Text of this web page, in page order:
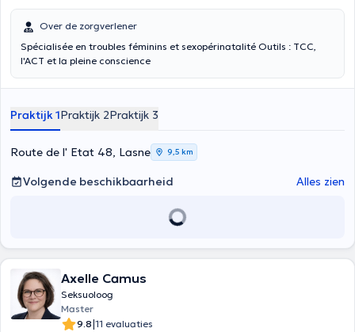
Over de zorgverlener
Spécialisée en troubles féminins et sexopérinatalité Outils : TCC,
l'ACT et la pleine conscience
Praktijk 1Praktijk 2Praktijk 3
Route de l' Etat 48, Lasne 9,5 km
Volgende beschikbaarheid Alles zien
Axelle Camus
Seksuoloog
Master
9.8|11 evaluaties